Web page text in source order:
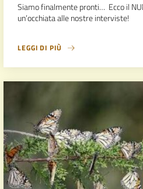
Siamo finalmente pronti… Ecco il
un’occhiata alle nostre interviste!
LEGGI DI PIÙ